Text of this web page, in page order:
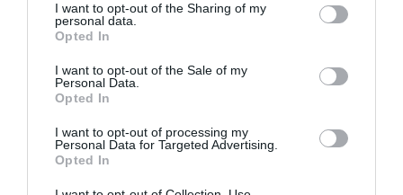
not limited to your visit or usage behaviour. You may click to
grant or deny consent to Google and its third-party tags to
use your data for below specified purposes in below Google
consent section.
I want to opt-out of the Sharing of my
personal data.
Opted In
I want to opt-out of the Sale of my
Personal Data.
Opted In
I want to opt-out of processing my
Personal Data for Targeted Advertising.
Opted In